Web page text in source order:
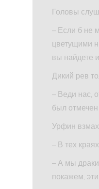
Головы
– Если б не
цветущими
вы найдете
Дикий рев
– Веди нас,
был отмечен
Урфин
– В тех
– А мы
покажем,